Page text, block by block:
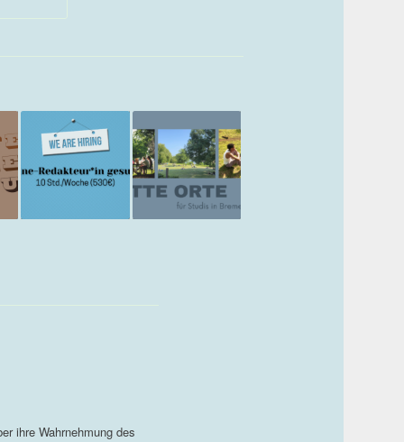
ihre Wahrnehmung des